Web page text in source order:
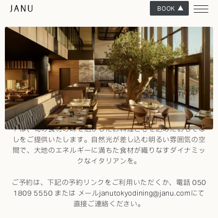
BOOK
イタリアンダイニング
JANU MERCATO
イタリアの市場にインスピレーションを得たジャヌ メルカー
トは、旬の食材の味を活かしたお料理と心を込めたおもてな
しをご提供いたします。自然光が差し込む明るい雰囲気の空
間で、大地のエネルギーに満ちた食材が織りなすダイナミッ
クなイタリアンを。
ご予約は、下記の予約リンクをご利用いただくか、電話050
1809 5550 または メールjanutokyodining@janu.comにて
直接ご連絡ください。